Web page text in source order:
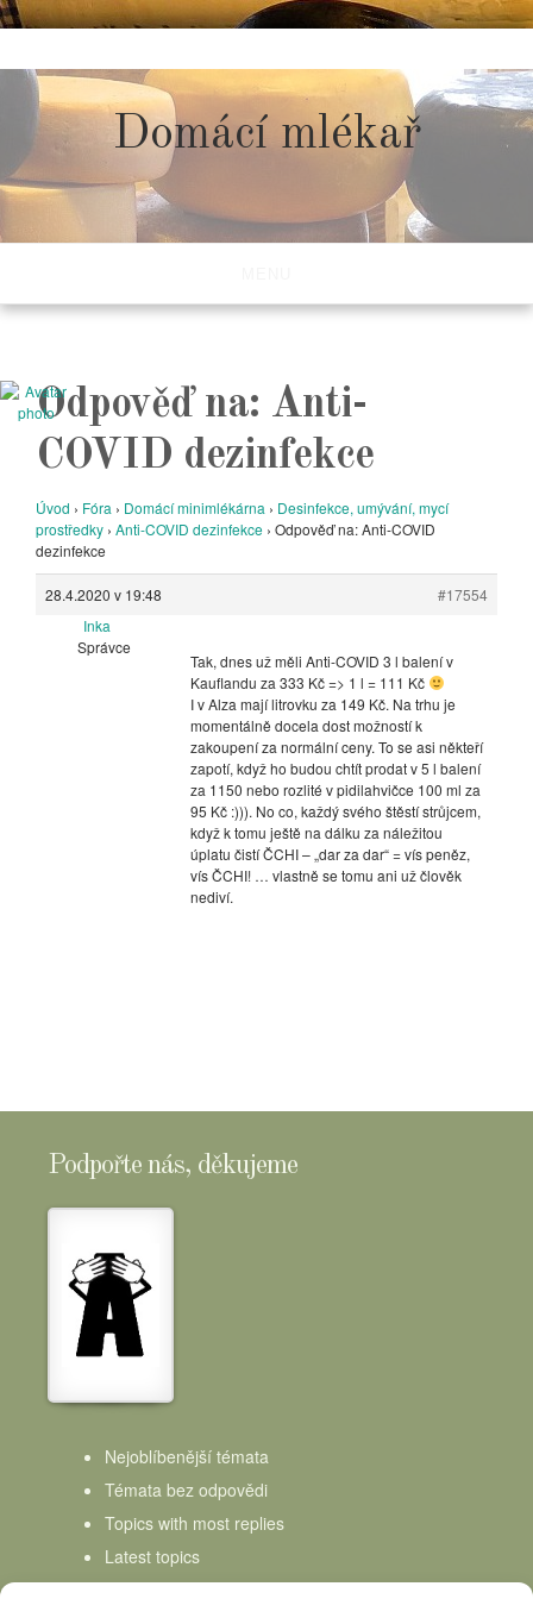
to
content
Domácí mlékař
Odpověď na: Anti-
COVID dezinfekce
Úvod › Fóra › Domácí minimlékárna › Desinfekce, umývání, mycí
prostředky › Anti-COVID dezinfekce › Odpověď na: Anti-COVID
dezinfekce
28.4.2020 v 19:48
#17554
Inka
Správce
Tak, dnes už měli Anti-COVID 3 l balení v
Kauflandu za 333 Kč => 1 l = 111 Kč
I v Alza mají litrovku za 149 Kč. Na trhu je
momentálně docela dost možností k
zakoupení za normální ceny. To se asi někteří
zapotí, když ho budou chtít prodat v 5 l balení
za 1150 nebo rozlité v pidilahvičce 100 ml za
95 Kč :))). No co, každý svého štěstí strůjcem,
když k tomu ještě na dálku za náležitou
úplatu čistí ČCHI – „dar za dar“ = vís peněz,
vís ČCHI! … vlastně se tomu ani už člověk
nediví.
Podpořte nás, děkujeme
Nejoblíbenější témata
Témata bez odpovědi
Topics with most replies
Latest topics
Topics Freshness